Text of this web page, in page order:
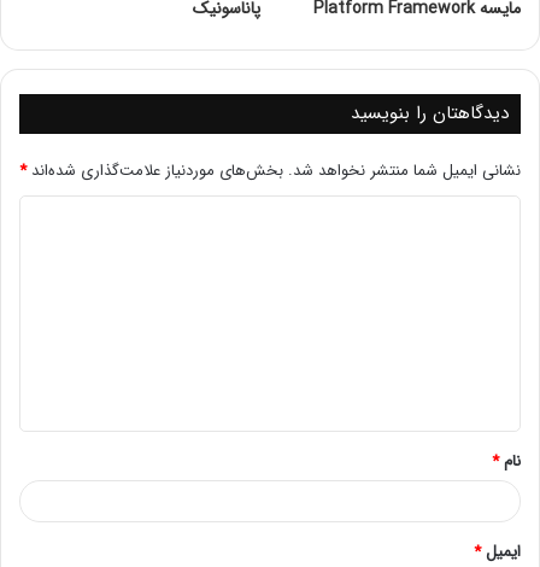
1. Round Robin
یکی از ساده‌ترین و رایج‌ترین الگوریتم‌ها است که درخواست‌ها
را به صورت دوره‌ای بین سرورها توزیع می‌کند. این الگوریتم
یکسان هستند.
در این روش، آدرس IP کاربر به عنوان ورودی به یک تابع هش
استفاده می‌شود تا سرور خاصی انتخاب شود. این الگوریتم کمک
حفظ وضعیت کاربردی مفید است.
مایسه Platform Framework
پاناسونیک
دیدگاهتان را بنویسید
نشانی ایمیل شما منتشر نخواهد شد. بخش‌های موردنیاز علامت‌گذاری شده‌اند*
نام*
ایمیل*